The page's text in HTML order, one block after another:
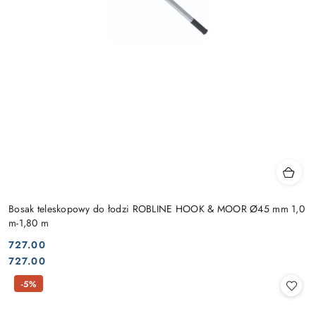
Bosak teleskopowy do łodzi ROBLINE HOOK & MOOR Ø45 mm 1,0
m-1,80 m
Cena:
727.00
Cena:
727.00
-5%